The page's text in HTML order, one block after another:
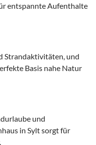
entspannte Aufenthalte
Strandaktivitäten, und
Basis nahe Natur
und
in Sylt sorgt für